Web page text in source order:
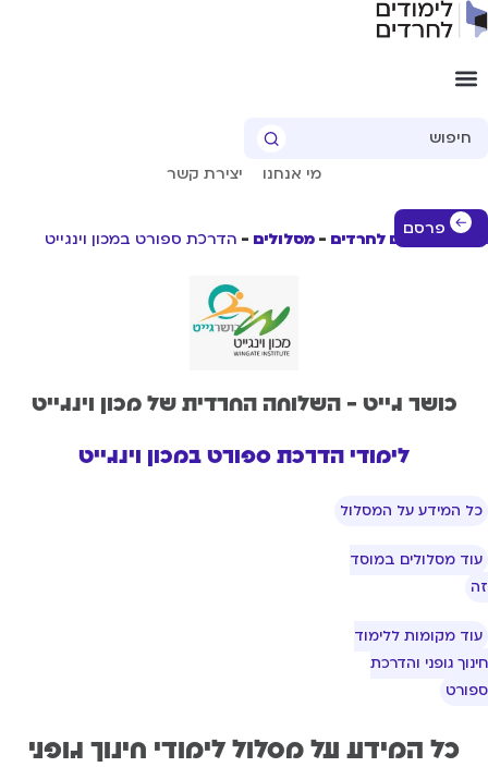
מי אנחנו יצירת קשר
פרסם
לימודים לחרדים מסלולים הדרכת ספורט במכון וינגייט
כושר גייט - השלוחה החרדית של מכון וינגייט
לימודי הדרכת ספורט במכון וינגייט
המידע על המסלול
מסלולים במוסד
מקומות ללימוד
גופני והדרכת
כל המידע על מסלול לימודי חינוך גופני